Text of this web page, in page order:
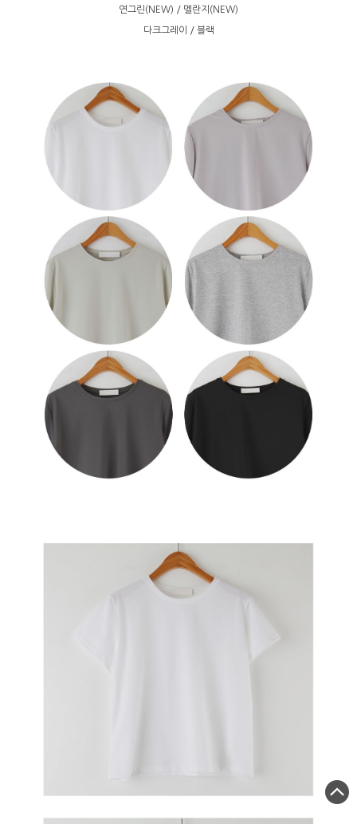
연그린(NEW) / 멜란지(NEW)
다크그레이 / 블랙